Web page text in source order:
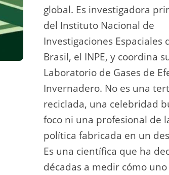
global. Es investigadora
del Instituto Nacional de
Investigaciones Espaciales
Brasil, el INPE, y coordina
Laboratorio de Gases de
Invernadero. No es una
reciclada, una celebridad
foco ni una profesional de
política fabricada en un
Es una científica que ha
décadas a medir cómo